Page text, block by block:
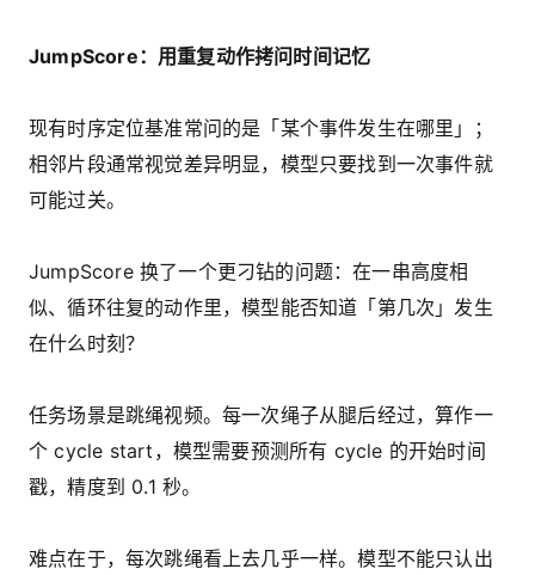
JumpScore：用重复动作拷问时间记忆
现有时序定位基准常问的是「某个事件发生在哪里」；
相邻片段通常视觉差异明显，模型只要找到一次事件就
可能过关。
JumpScore 换了一个更刁钻的问题：在一串高度相
似、循环往复的动作里，模型能否知道「第几次」发生
在什么时刻？
任务场景是跳绳视频。每一次绳子从腿后经过，算作一
个 cycle start，模型需要预测所有 cycle 的开始时间
戳，精度到 0.1 秒。
难点在于，每次跳绳看上去几乎一样。模型不能只认出